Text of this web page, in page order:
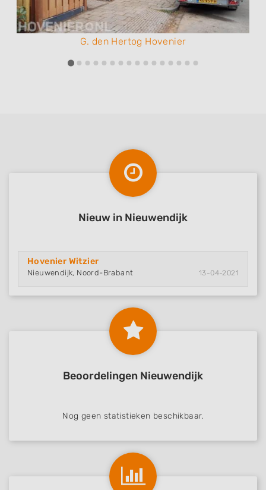
G. den Hertog Hovenier
Nieuw in Nieuwendijk
Hovenier Witzier
Nieuwendijk, Noord-Brabant 13-04-2021
Beoordelingen Nieuwendijk
Nog geen statistieken beschikbaar.